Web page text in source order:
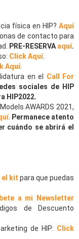
física en HIP?Aquí
de contacto para
PRE-RESERVA aquí.
Click Aquí.
Aquí.
en el Call For
sociales de HIP
HIP2022.
AWARDS 2021,
. Permanece atento
cuándo se abrirá el
el kit para que puedas
a mi Newsletter
de Descuento
de HIP: Click